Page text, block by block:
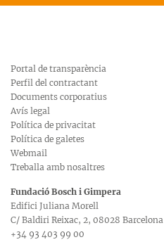
Portal de transparència
Perfil del contractant
Documents corporatius
Avís legal
Política de privacitat
Política de galetes
Webmail
Treballa amb nosaltres
Fundació Bosch i Gimpera
Edifici Juliana Morell
C/ Baldiri Reixac, 2, 08028 Barcelona
+34 93 403 99 00